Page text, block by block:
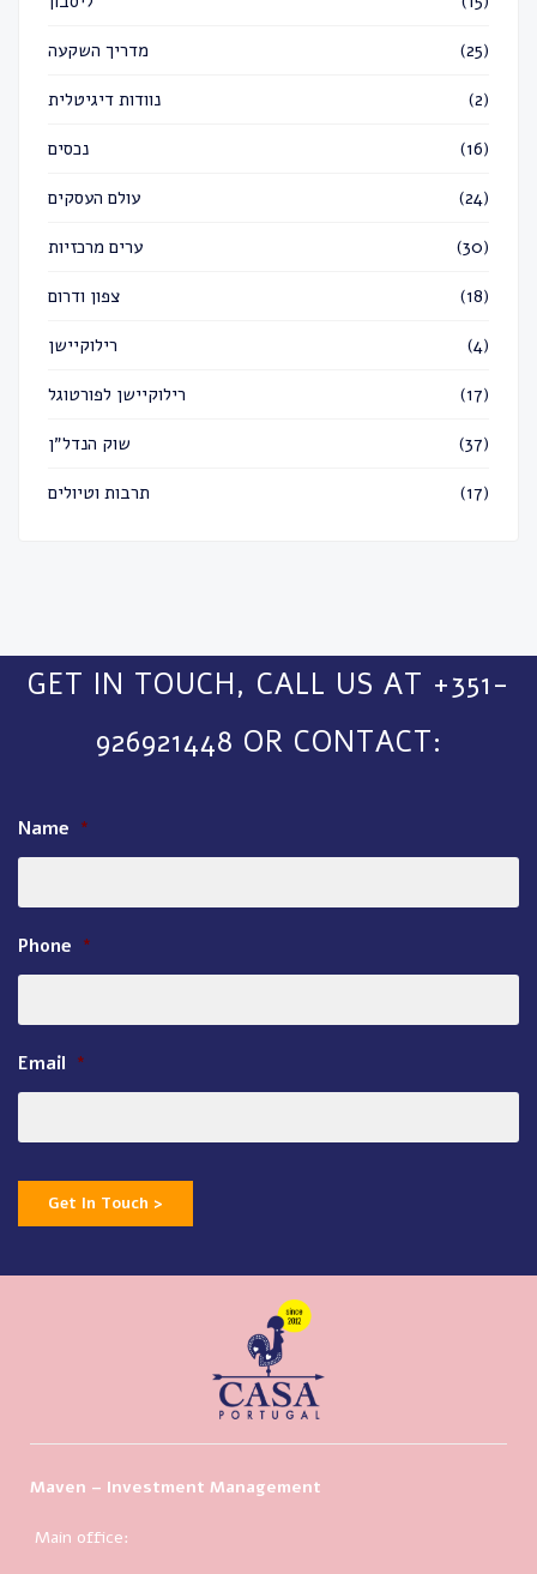
מדריך השקעה (25)
נוודות דיגיטלית (2)
נכסים (16)
עולם העסקים (24)
ערים מרכזיות (30)
צפון ודרום (18)
רילוקיישן (4)
רילוקיישן לפורטוגל (17)
שוק הנדל״ן (37)
תרבות וטיולים (17)
GET IN TOUCH, CALL US AT +351-
926921448 OR CONTACT:
Name *
Phone *
Email *
Get In Touch >
Maven – Investment Management
Main office: